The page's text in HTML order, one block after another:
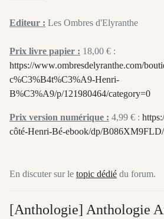
Editeur : Les Ombres d'Elyranthe
Prix livre papier : 18,00 € :
https://www.ombresdelyranthe.com/
c%C3%B4t%C3%A9-Henri-
B%C3%A9/p/121980464/category=0
Prix version numérique : 4,99 € :
côté-Henri-Bé-ebook/dp/B086XM9FLD/
En discuter sur le topic dédié du forum.
[Anthologie] Anthologie